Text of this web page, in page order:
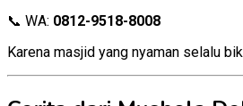
📞 WA: 0812-9518-8008
Karena masjid yang nyaman selalu